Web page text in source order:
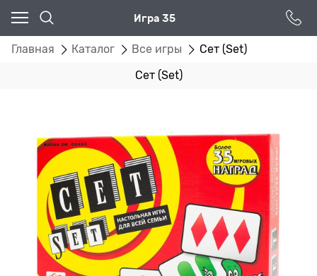
Игра 35
Главная Каталог Все игры Сет (Set)
Сет (Set)